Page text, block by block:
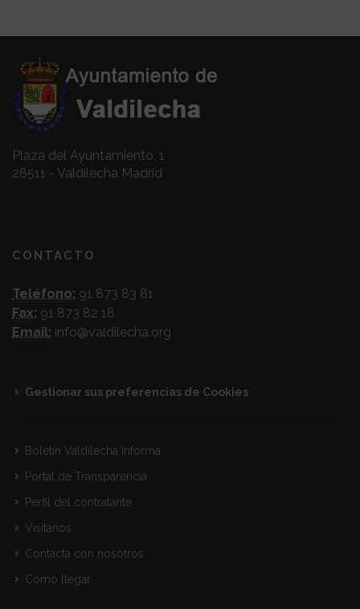
Plaza del Ayuntamiento, 1
28511 - Valdilecha Madrid
CONTACTO
Teléfono: 91 873 83 81
Fax: 91 873 82 18
Email: info@valdilecha.org
Gestionar sus preferencias de Cookies
Boletín Valdilecha Informa
Portal de Transparencia
Perfil del contratante
Visitanos
Contacta con nosotros
Como llegar